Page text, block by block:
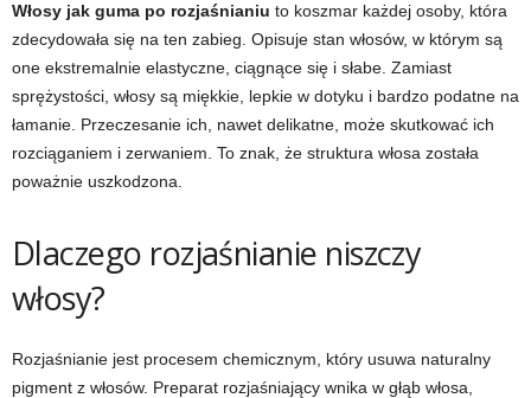
Włosy jak guma po rozjaśnianiu to koszmar każdej osoby, która
zdecydowała się na ten zabieg. Opisuje stan włosów, w którym są
one ekstremalnie elastyczne, ciągnące się i słabe. Zamiast
sprężystości, włosy są miękkie, lepkie w dotyku i bardzo podatne na
łamanie. Przeczesanie ich, nawet delikatne, może skutkować ich
rozciąganiem i zerwaniem. To znak, że struktura włosa została
poważnie uszkodzona.
Dlaczego rozjaśnianie niszczy
włosy?
Rozjaśnianie jest procesem chemicznym, który usuwa naturalny
pigment z włosów. Preparat rozjaśniający wnika w głąb włosa,